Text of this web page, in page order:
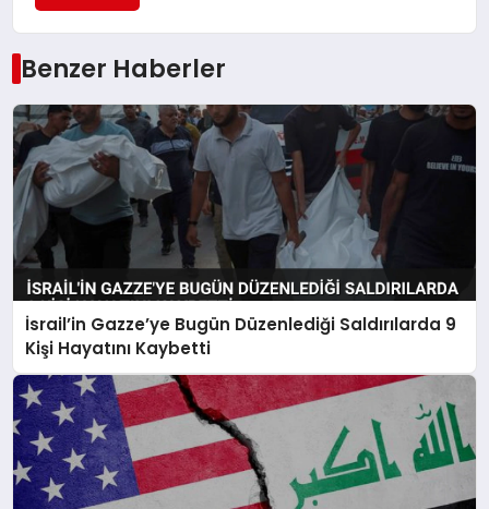
Benzer Haberler
İsrail’in Gazze’ye Bugün Düzenlediği Saldırılarda 9
Kişi Hayatını Kaybetti